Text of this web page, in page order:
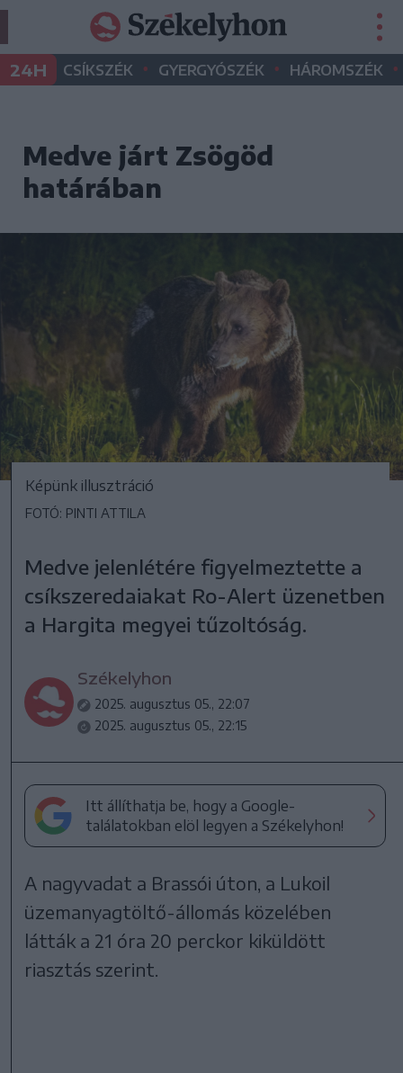
24H CSÍKSZÉK • GYERGYÓSZÉK • HÁROMSZÉK •
Medve járt Zsögöd
határában
Képünk illusztráció
FOTÓ: PINTI ATTILA
Medve jelenlétére figyelmeztette a
csíkszeredaiakat Ro-Alert üzenetben
a Hargita megyei tűzoltóság.
Székelyhon
2025. augusztus 05., 22:07
2025. augusztus 05., 22:15
Itt állíthatja be, hogy a Google-
találatokban elöl legyen a Székelyhon!
A nagyvadat a Brassói úton, a Lukoil
üzemanyagtöltő-állomás közelében
látták a 21 óra 20 perckor kiküldött
riasztás szerint.